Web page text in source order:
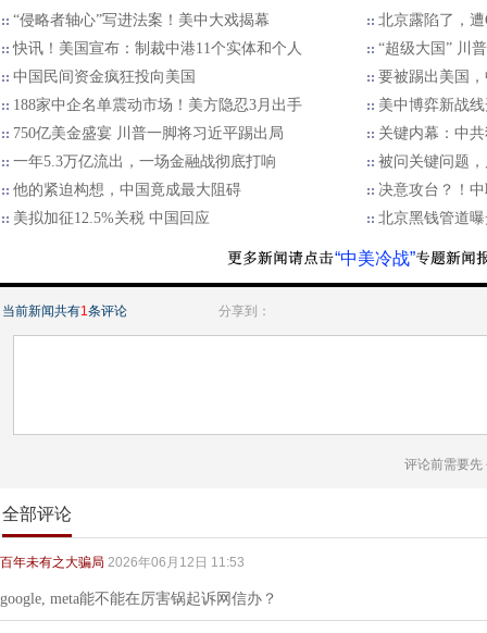
“侵略者轴心”写进法案！美中大戏揭幕
北京露陷了，
快讯！美国宣布：制裁中港11个实体和个人
“超级大国” 川
中国民间资金疯狂投向美国
要被踢出美国，
188家中企名单震动市场！美方隐忍3月出手
美中博弈新战
750亿美金盛宴 川普一脚将习近平踢出局
关键内幕：中
一年5.3万亿流出，一场金融战彻底打响
被问关键问题
他的紧迫构想，中国竟成最大阻碍
决意攻台？！
美拟加征12.5%关税 中国回应
北京黑钱管道
“中美冷战”
当前新闻共有1条评论 分享到：
评论前需要先
全部评论
百年未有之大骗局 2026年06月12日 11:53
google, meta能不能在厉害锅起诉网信办？